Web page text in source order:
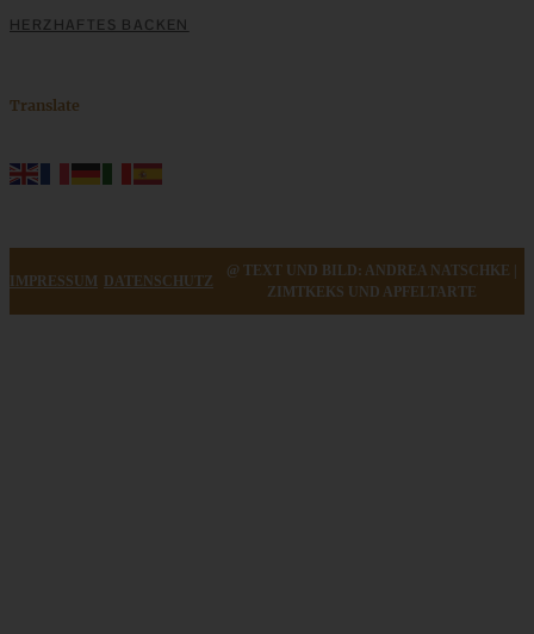
HERZHAFTES BACKEN
Translate
IMPRESSUM DATENSCHUTZ
@ TEXT UND BILD: ANDREA NATSCHKE |
ZIMTKEKS UND APFELTARTE